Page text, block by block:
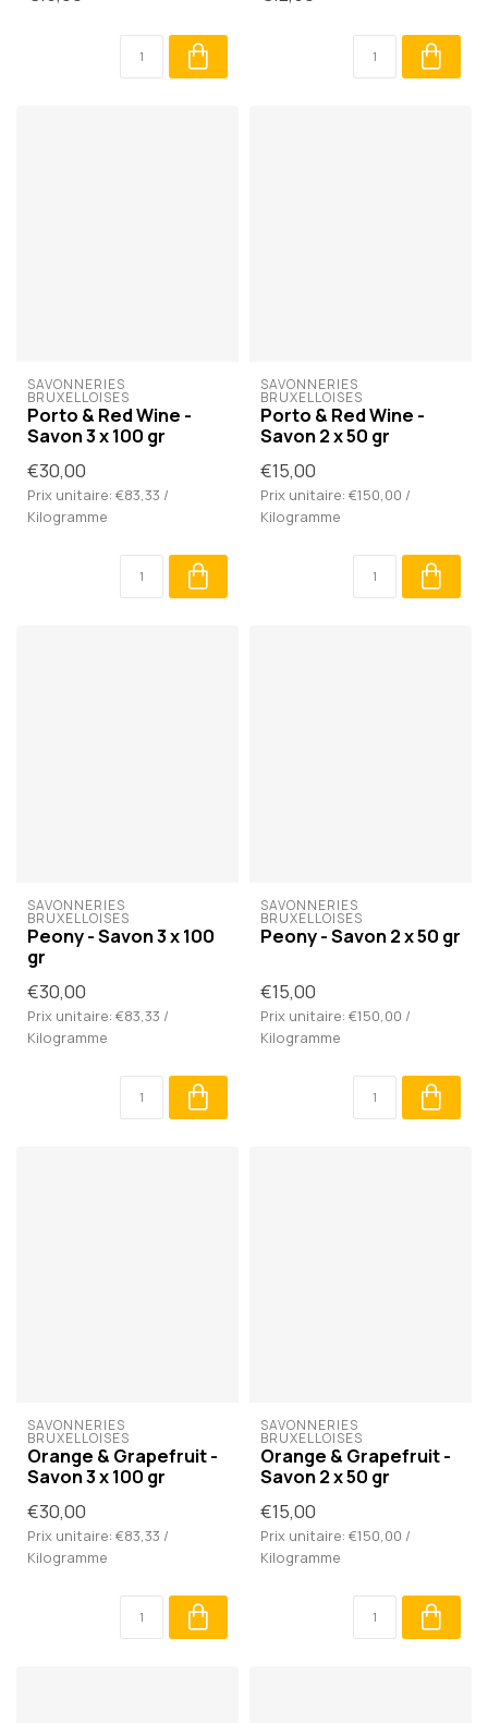
SAVONNERIES
BRUXELLOISES
Porto & Red Wine -
Savon 3 x 100 gr
€30,00
Prix unitaire: €83,33 /
Kilogramme
SAVONNERIES
BRUXELLOISES
Porto & Red Wine -
Savon 2 x 50 gr
€15,00
Prix unitaire: €150,00 /
Kilogramme
SAVONNERIES
BRUXELLOISES
Peony - Savon 3 x 100
gr
€30,00
Prix unitaire: €83,33 /
Kilogramme
SAVONNERIES
BRUXELLOISES
Peony - Savon 2 x 50 gr
€15,00
Prix unitaire: €150,00 /
Kilogramme
SAVONNERIES
BRUXELLOISES
Orange & Grapefruit -
Savon 3 x 100 gr
€30,00
Prix unitaire: €83,33 /
Kilogramme
SAVONNERIES
BRUXELLOISES
Orange & Grapefruit -
Savon 2 x 50 gr
€15,00
Prix unitaire: €150,00 /
Kilogramme